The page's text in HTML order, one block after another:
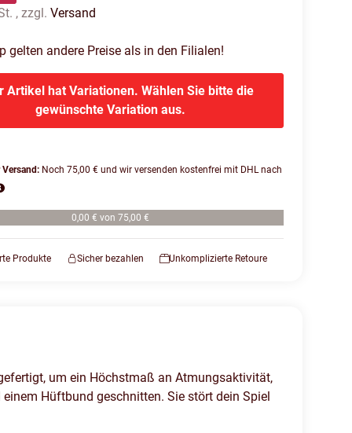
, zzgl.Versand
gelten andere Preise als in den Filialen!
Artikel hat Variationen. Wählen Sie bitte die
gewünschte Variation aus.
Versand: Noch 75,00 € und wir versenden kostenfrei mit DHL nach
0,00 € von 75,00 €
Produkte Sicher bezahlen Unkomplizierte Retoure
um ein Höchstmaß an Atmungsaktivität,
Hüftbund geschnitten. Sie stört dein Spiel